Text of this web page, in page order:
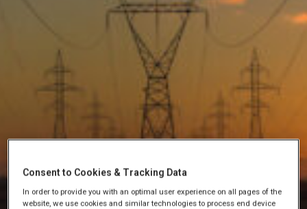
Consent to Cookies & Tracking Data
In order to provide you with an optimal user experience on all pages of the
website, we use cookies and similar technologies to process end device